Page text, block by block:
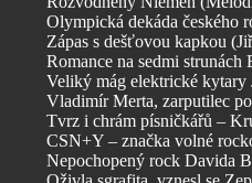
Olympická dekáda českého
Zápas s dešťovou kapkou
Romance na sedmi
Veliký mág elektrické
Vladimír Merta, zarputilec
Tvrz i chrám písničkářů –
CSN+Y – značka volné
Nepochopený rock Davida